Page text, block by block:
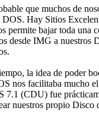
que muchos de
DOS. Hay Sitios
permite bajar toda una
desde IMG a nuestros
la idea de poder
nos facilitaba mucho
7.1 (CDU) fue
nuestros propio Disco